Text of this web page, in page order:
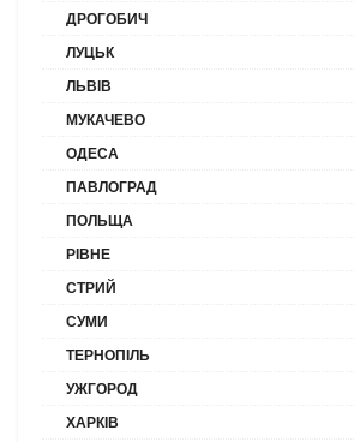
ДРОГОБИЧ
ЛУЦЬК
ЛЬВІВ
МУКАЧЕВО
ОДЕСА
ПАВЛОГРАД
ПОЛЬЩА
РІВНЕ
СТРИЙ
СУМИ
ТЕРНОПІЛЬ
УЖГОРОД
ХАРКІВ